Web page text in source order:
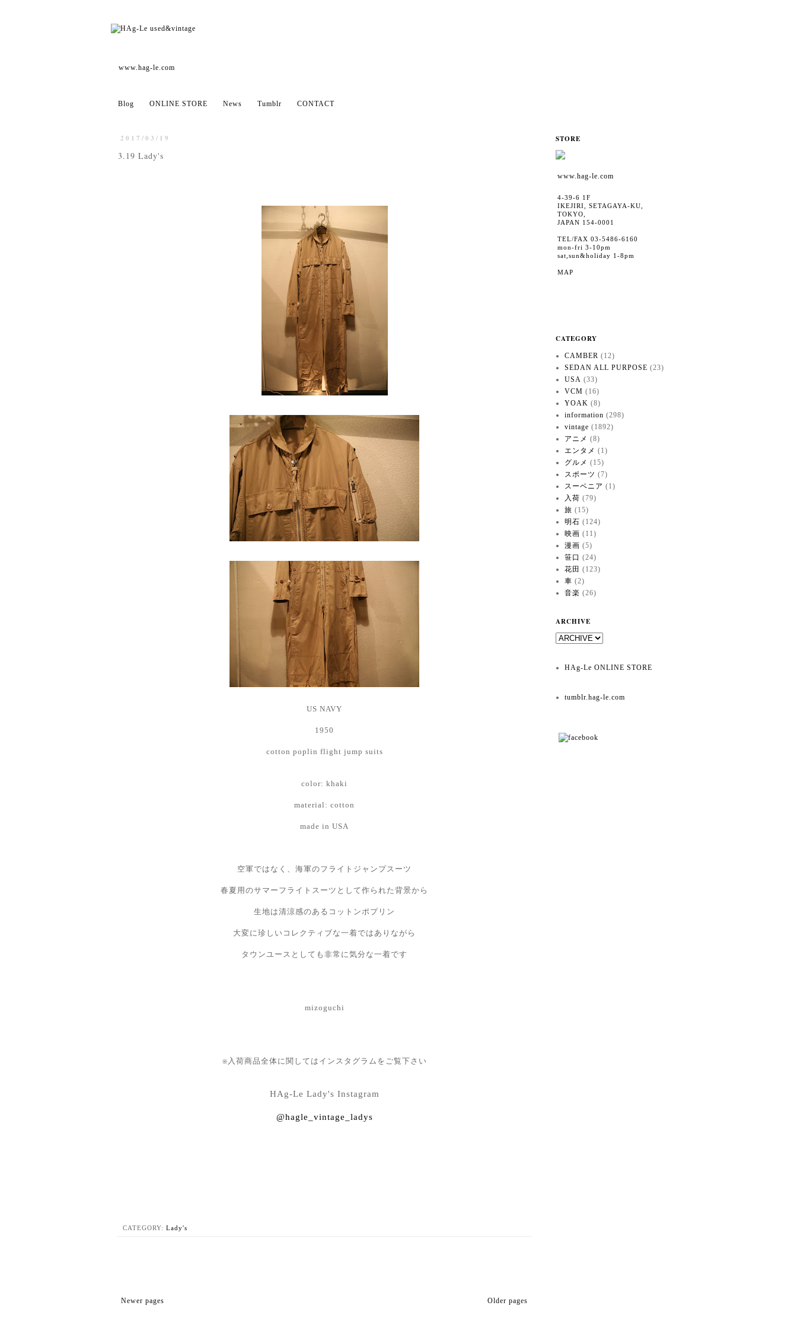
www.hag-le.com
Blog ONLINE STORE News Tumblr CONTACT
2017/03/19
3.19 Lady's
US NAVY
1950
cotton poplin flight jump suits
color: khaki
material: cotton
made in USA
空軍ではなく、海軍のフライトジャンプスーツ
春夏用のサマーフライトスーツとして作られた背景から
生地は清涼感のあるコットンポプリン
大変に珍しいコレクティブな一着ではありながら
タウンユースとしても非常に気分な一着です
mizoguchi
※入荷商品全体に関してはインスタグラムをご覧下さい
HAg-Le Lady's Instagram
@hagle_vintage_ladys
CATEGORY: Lady's
Newer pages Older pages
STORE
www.hag-le.com
4-39-6 1F
IKEJIRI, SETAGAYA-KU,
TOKYO,
JAPAN 154-0001
TEL/FAX 03-5486-6160
mon-fri 3-10pm
sat,sun&holiday 1-8pm
MAP
CATEGORY
CAMBER (12)
SEDAN ALL PURPOSE (23)
USA (33)
VCM (16)
YOAK (8)
information (298)
vintage (1892)
アニメ (8)
エンタメ (1)
グルメ (15)
スポーツ (7)
スーベニア (1)
入荷 (79)
旅 (15)
明石 (124)
映画 (11)
漫画 (5)
笹口 (24)
花田 (123)
車 (2)
音楽 (26)
ARCHIVE
HAg-Le ONLINE STORE
tumblr.hag-le.com